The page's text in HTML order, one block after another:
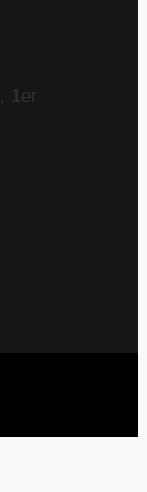
1er